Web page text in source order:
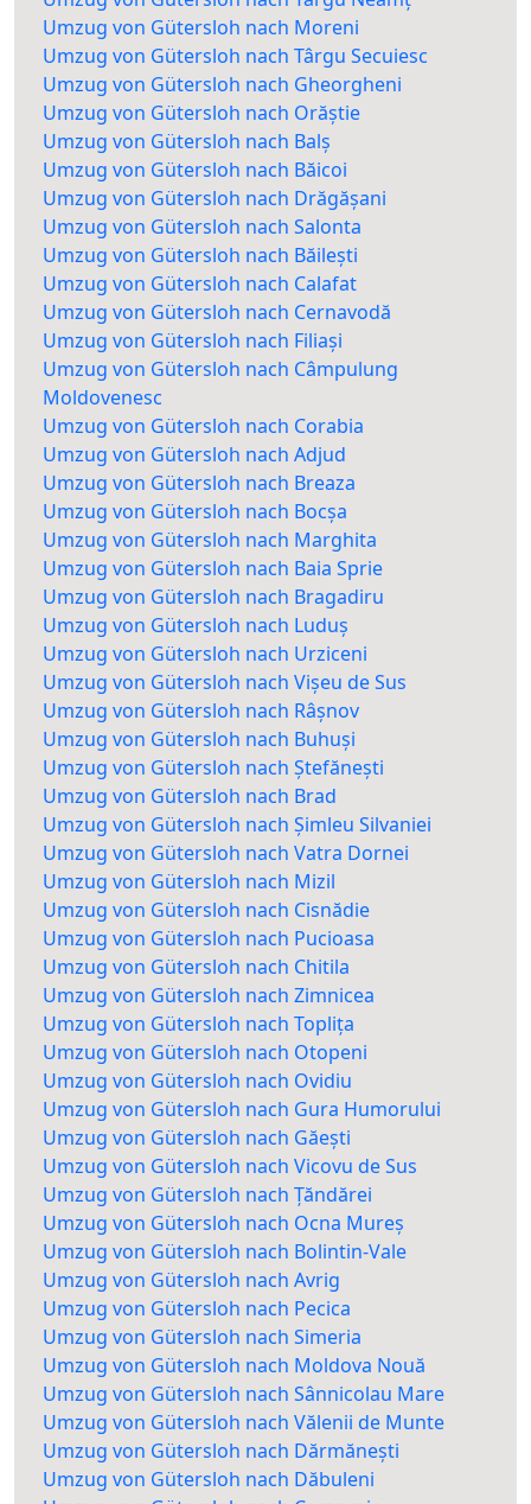
Umzug von Gütersloh nach Moreni
Umzug von Gütersloh nach Târgu Secuiesc
Umzug von Gütersloh nach Gheorgheni
Umzug von Gütersloh nach Orăștie
Umzug von Gütersloh nach Balș
Umzug von Gütersloh nach Băicoi
Umzug von Gütersloh nach Drăgășani
Umzug von Gütersloh nach Salonta
Umzug von Gütersloh nach Băilești
Umzug von Gütersloh nach Calafat
Umzug von Gütersloh nach Cernavodă
Umzug von Gütersloh nach Filiași
Umzug von Gütersloh nach Câmpulung
Moldovenesc
Umzug von Gütersloh nach Corabia
Umzug von Gütersloh nach Adjud
Umzug von Gütersloh nach Breaza
Umzug von Gütersloh nach Bocșa
Umzug von Gütersloh nach Marghita
Umzug von Gütersloh nach Baia Sprie
Umzug von Gütersloh nach Bragadiru
Umzug von Gütersloh nach Luduș
Umzug von Gütersloh nach Urziceni
Umzug von Gütersloh nach Vișeu de Sus
Umzug von Gütersloh nach Râșnov
Umzug von Gütersloh nach Buhuși
Umzug von Gütersloh nach Ștefănești
Umzug von Gütersloh nach Brad
Umzug von Gütersloh nach Șimleu Silvaniei
Umzug von Gütersloh nach Vatra Dornei
Umzug von Gütersloh nach Mizil
Umzug von Gütersloh nach Cisnădie
Umzug von Gütersloh nach Pucioasa
Umzug von Gütersloh nach Chitila
Umzug von Gütersloh nach Zimnicea
Umzug von Gütersloh nach Toplița
Umzug von Gütersloh nach Otopeni
Umzug von Gütersloh nach Ovidiu
Umzug von Gütersloh nach Gura Humorului
Umzug von Gütersloh nach Găești
Umzug von Gütersloh nach Vicovu de Sus
Umzug von Gütersloh nach Țăndărei
Umzug von Gütersloh nach Ocna Mureș
Umzug von Gütersloh nach Bolintin-Vale
Umzug von Gütersloh nach Avrig
Umzug von Gütersloh nach Pecica
Umzug von Gütersloh nach Simeria
Umzug von Gütersloh nach Moldova Nouă
Umzug von Gütersloh nach Sânnicolau Mare
Umzug von Gütersloh nach Vălenii de Munte
Umzug von Gütersloh nach Dărmănești
Umzug von Gütersloh nach Dăbuleni